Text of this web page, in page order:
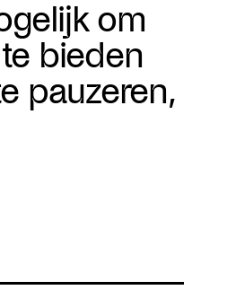
om
bieden
pauzeren,